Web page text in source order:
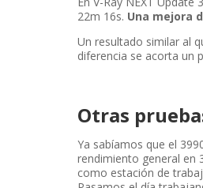
22m 16s. Una mejora
Un resultado similar al
diferencia se acorta un
Otras
Ya sabíamos que el
rendimiento general en
como estación de